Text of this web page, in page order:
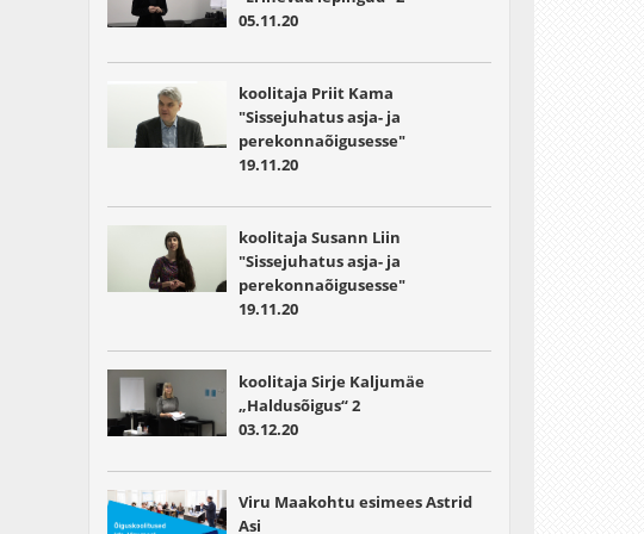
05.11.20
koolitaja Priit Kama
"Sissejuhatus asja- ja
perekonnaõigusesse"
19.11.20
koolitaja Susann Liin
"Sissejuhatus asja- ja
perekonnaõigusesse"
19.11.20
koolitaja Sirje Kaljumäe
„Haldusõigus“ 2
03.12.20
Viru Maakohtu esimees Astrid
Asi